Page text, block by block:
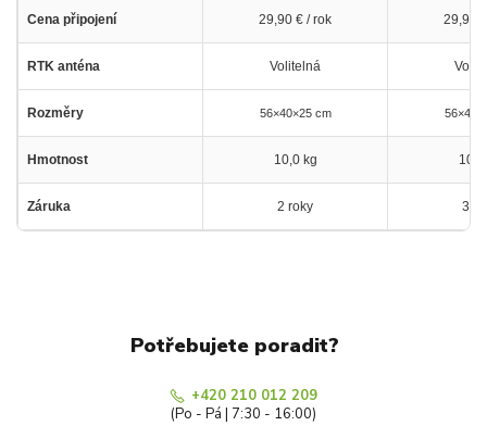
Cena připojení 29,90 € / rok 29,90
RTK anténa Volitelná
Rozměry 56×40×25 cm
Hmotnost 10,0 kg
Záruka 2 roky 3
Potřebujete poradit?
+420 210 012 209
(Po - Pá | 7:30 - 16:00)